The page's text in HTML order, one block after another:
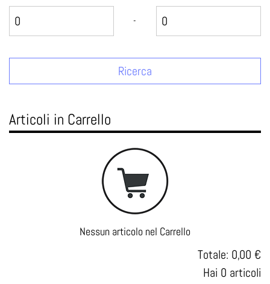
Prezzo minimo - Prezzo massimo
Articoli in Carrello
Nessun articolo nel Carrello
Hai 0 articoli
Totale: 0,00 €